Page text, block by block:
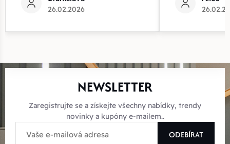
26.02.2026
NEWSLETTER
Zaregistrujte se a získejte všechny nabídky, trendy
novinky a kupóny e-mailem..
ODEBÍRAT